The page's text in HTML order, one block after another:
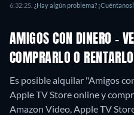
6:32:25. ¿Hay algún problema?
AMIGOS CON DINERO -
COMPRARLO O RENTARLO
Es posible alquilar "Amigos
Apple TV Store online y
Amazon Video, Apple TV